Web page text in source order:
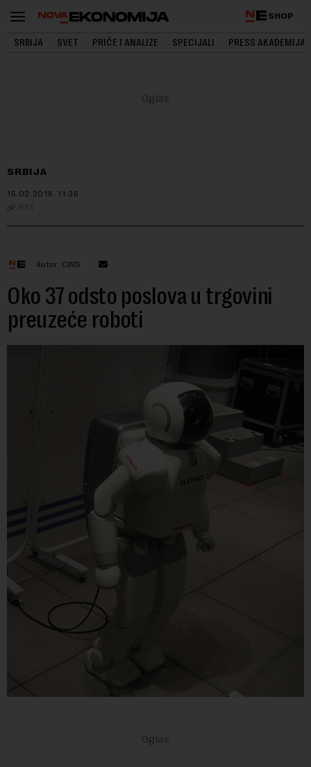
SHOP
SRBIJA SVET PRIČE I ANALIZE SPECIJALI PRESS AKADEMIJA
SRBIJA
15.02.2019. 11:36
RTS
Autor: CINS
Oko 37 odsto poslova u trgovini
preuzeće roboti